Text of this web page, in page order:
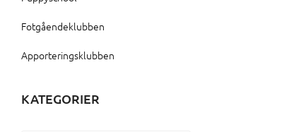
Fotgåendeklubben
Apporteringsklubben
KATEGORIER